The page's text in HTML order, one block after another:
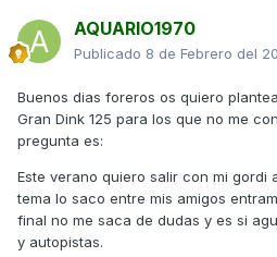
AQUARIO1970
Publicado 8 de Febrero del
Buenos dias foreros os quiero
Gran Dink 125 para los que no me
pregunta es:
Este verano quiero salir con mi gordi
tema lo saco entre mis amigos
final no me saca de dudas y es si
y autopistas.